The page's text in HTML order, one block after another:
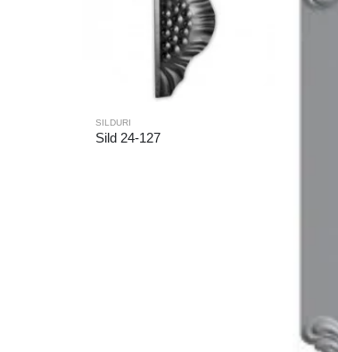
SILDURI
Sild 24-127